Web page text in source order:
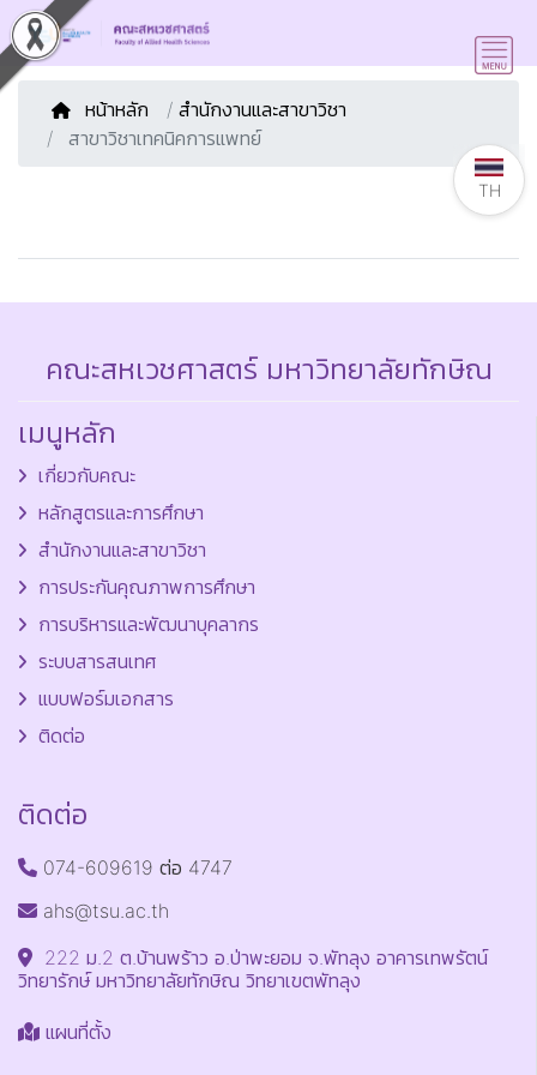
หน้าหลัก / สำนักงานและสาขาวิชา
สาขาวิชาเทคนิคการแพทย์
คณะสหเวชศาสตร์ มหาวิทยาลัยทักษิณ
เมนูหลัก
เกี่ยวกับคณะ
หลักสูตรและการศึกษา
สำนักงานและสาขาวิชา
การประกันคุณภาพการศึกษา
การบริหารและพัฒนาบุคลากร
ระบบสารสนเทศ
แบบฟอร์มเอกสาร
ติดต่อ
ติดต่อ
074-609619 ต่อ 4747
ahs@tsu.ac.th
222 ม.2 ต.บ้านพร้าว อ.ป่าพะยอม จ.พัทลุง อาคารเทพรัตน์
วิทยารักษ์ มหาวิทยาลัยทักษิณ วิทยาเขตพัทลุง
แผนที่ตั้ง
TH